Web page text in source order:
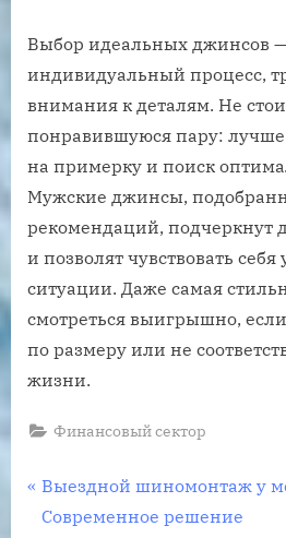
Выбор идеальных джинсов —
индивидуальный процесс,
внимания к деталям. Не
понравившуюся пару: лучше
на примерку и поиск
Мужские джинсы,
рекомендаций, подчеркнут
и позволят чувствовать
ситуации. Даже самая
смотреться выигрышно,
по размеру или не
жизни.
Финансовый сектор
Навигация
P
r
Выездной шиномонтаж у
Современное решение